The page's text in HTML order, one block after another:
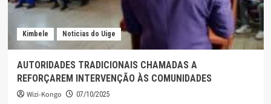
Kimbele Noticias do Uige
AUTORIDADES TRADICIONAIS CHAMADAS A
REFORÇAREM INTERVENÇÃO ÀS COMUNIDADES
Wizi-Kongo 07/10/2025